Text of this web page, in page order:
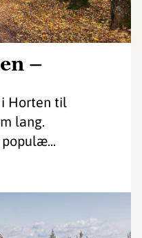
–
i Horten til
lang.